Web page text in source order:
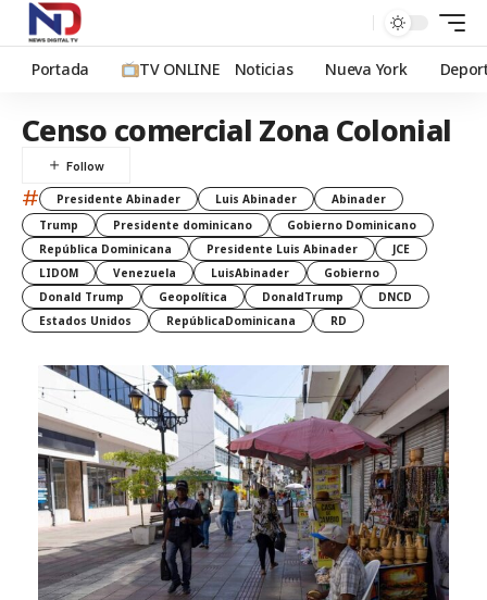
Portada TV ONLINE Noticias Nueva York
Censo comercial Zona Colonial
# Presidente Abinader Luis Abinader
Abinader
Trump
Presidente dominicano
Gobierno Dominicano
República Dominicana
Presidente Luis Abinader
JCE
LIDOM
Venezuela LuisAbinader
Gobierno
Donald Trump
Geopolítica DonaldTrump
DNCD
Estados Unidos
RepúblicaDominicana RD